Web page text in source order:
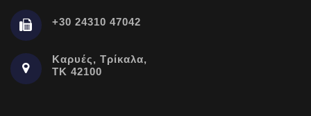
+30 24310 47042
Καρυές, Τρίκαλα,
ΤΚ 42100